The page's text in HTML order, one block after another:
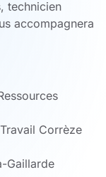
technicien
accompagnera
Corrèze
Gaillarde